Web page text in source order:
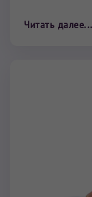
Читать далее...